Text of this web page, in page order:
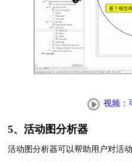
视频：
5、活动图分析器
活动图分析器可以帮助用户对活